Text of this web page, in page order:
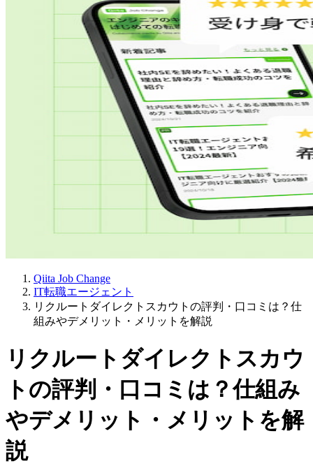
Qiita Job Change
IT転職エージェント
リクルートダイレクトスカウトの評判・口コミは？仕
組みやデメリット・メリットを解説
リクルートダイレクトスカウ
トの評判・口コミは？仕組み
やデメリット・メリットを解
説